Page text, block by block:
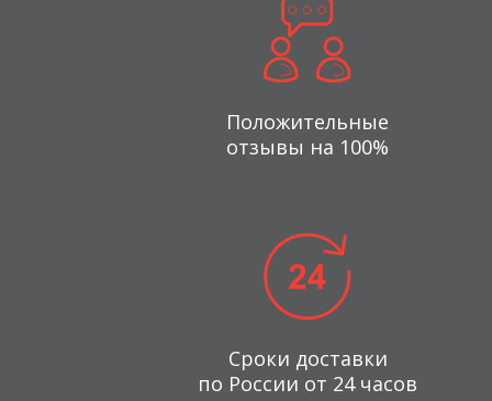
Положительные
отзывы на 100%
Сроки доставки
по России от 24 часов